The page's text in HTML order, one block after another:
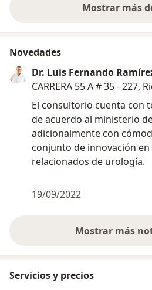
Mostrar más
Novedades
Dr. Luis Fernando
CARRERA 55 A # 35 - 227,
El consultorio cuenta con
de acuerdo al ministerio
adicionalmente con
conjunto de innovación
relacionados de urología.
19/09/2022
Servicios y precios